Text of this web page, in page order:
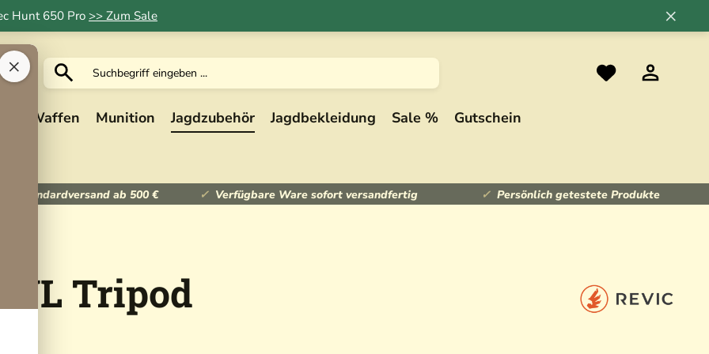
Hunt 650 Pro >> Zum Sale
×
×
Waffen Munition Jagdzubehör Jagdbekleidung Sale % Gutschein
Standardversand ab 500 € Verfügbare Ware sofort versandfertig Persönlich getestete Produkte
UL Tripod